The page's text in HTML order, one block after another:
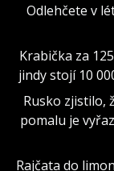
Odlehčete v
Krabička za
jindy stojí 10
Rusko zjistilo,
pomalu je
Rajčata do